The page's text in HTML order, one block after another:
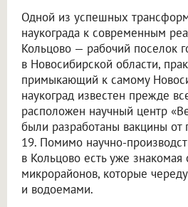
Одной из успешных
наукограда к современным
Кольцово — рабочий поселок
в Новосибирской области,
примыкающий к самому
наукоград известен прежде
расположен научный центр
были разработаны вакцины от
19. Помимо научно-
в Кольцово есть уже знакомая
микрорайонов, которые
и водоемами.